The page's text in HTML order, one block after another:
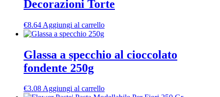
Decorazioni Torte
€8.64 Aggiungi al carrello
Glassa a specchio al cioccolato
fondente 250g
€3.08Aggiungi al carrello